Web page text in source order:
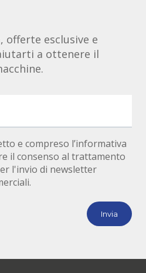
offerte esclusive e
a ottenere il
e compreso l’informativa
il consenso al trattamento
l'invio di newsletter